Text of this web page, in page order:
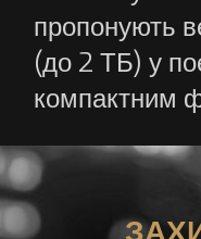
пропонують
(до 2 ТБ) у
компактним